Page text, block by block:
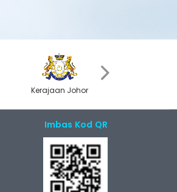
Kerajaan Johor
Imbas Kod QR